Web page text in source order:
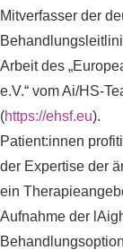
Mitverfasser der
Arbeit des
e.V.“ vom Ai/HS-
(https://ehsf.eu).
Patient:innen
der Expertise der
ein
Aufnahme der